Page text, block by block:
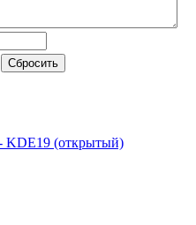
KDE19 (открытый)